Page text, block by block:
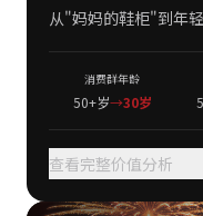
从"妈妈的鞋柜"到年
消费群年龄
50+岁→30岁
查看完整价值分析